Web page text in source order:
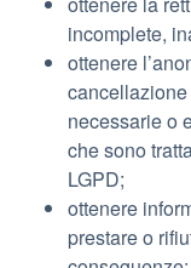
incomplete,
ottenere
necessarie o
che sono
LGPD;
ottenere
prestare o